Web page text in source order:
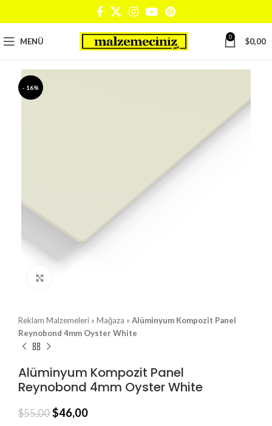
MENÜ 0 $0,00
- 16%
Reklam Malzemeleri » Mağaza » Alüminyum Kompozit Panel
Reynobond 4mm Oyster White
Alüminyum Kompozit Panel
Reynobond 4mm Oyster White
$55,00 $46,00